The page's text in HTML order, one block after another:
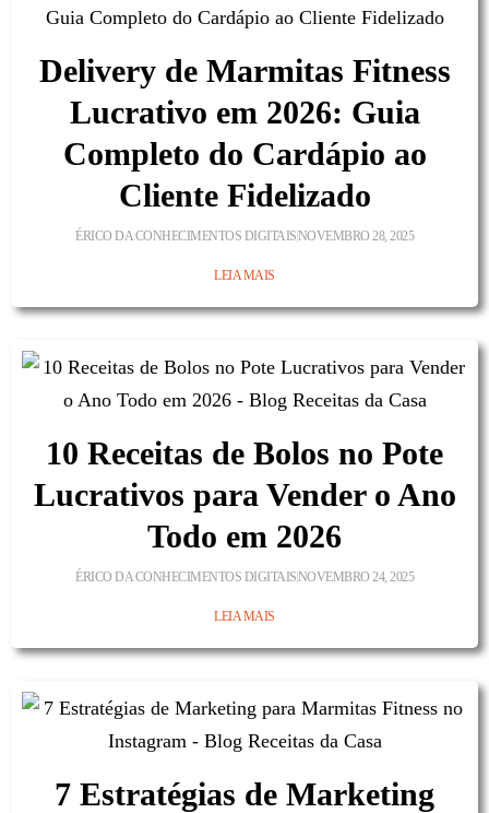
Delivery de Marmitas Fitness
Lucrativo em 2026: Guia
Completo do Cardápio ao
Cliente Fidelizado
ÉRICO DA CONHECIMENTOS DIGITAISNOVEMBRO 28, 2025
LEIA MAIS
10 Receitas de Bolos no Pote
Lucrativos para Vender o Ano
Todo em 2026
ÉRICO DA CONHECIMENTOS DIGITAISNOVEMBRO 24, 2025
LEIA MAIS
7 Estratégias de Marketing